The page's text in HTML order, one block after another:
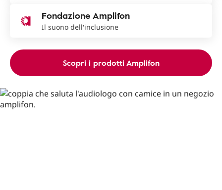
Fondazione Amplifon
Il suono dell'inclusione
Scopri i prodotti Amplifon